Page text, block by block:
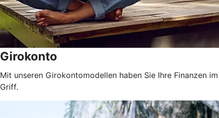
Girokonto
Mit unseren Girokontomodellen haben Sie Ihre Finanzen im
Griff.